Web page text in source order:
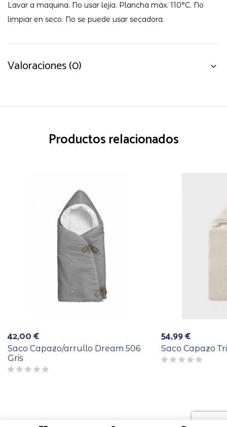
Lavar a maquina. No usar lejía. Plancha máx. 110°C. No
limpiar en seco. No se puede usar secadora.
Valoraciones (0)
Productos relacionados
42,00€
Saco Capazo/arrullo Dream 506
Gris
54,99€
Saco Capazo